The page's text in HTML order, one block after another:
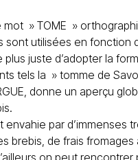
» TOME »
utilisées en fonction
plus juste d’adopter la
tels la » tomme de
donne un aperçu
envahie par
brebis, de frais
on peut